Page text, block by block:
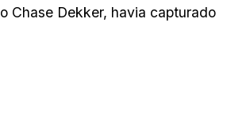
Chase Dekker, havia capturado